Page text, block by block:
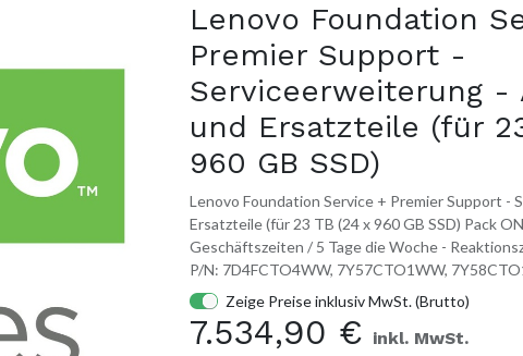
Lenovo Foundation
Premier Support -
Serviceerweiterung -
und Ersatzteile (für
960 GB SSD)
Lenovo Foundation Service + Premier Support
Ersatzteile (für 23 TB (24 x 960 GB SSD) Pack
Geschäftszeiten / 5 Tage die Woche -
P/N: 7D4FCTO4WW, 7Y57CTO1WW,
Zeige Preise inklusiv MwSt. (Brutto)
7.534,90 € inkl. MwSt.